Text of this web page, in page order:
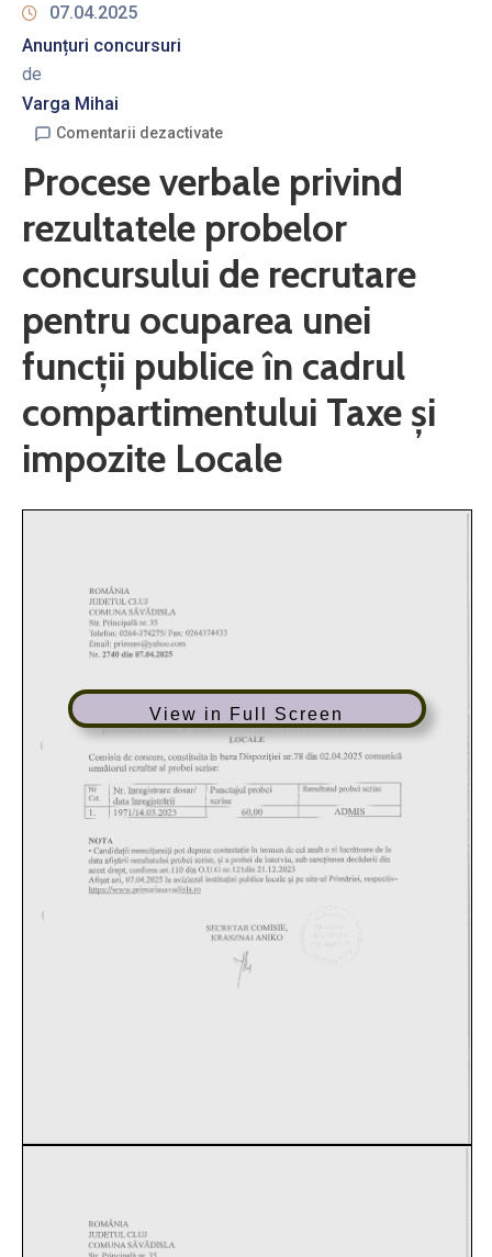
07.04.2025
Anunțuri concursuri
de
Varga Mihai
Comentarii dezactivate
Procese verbale privind
rezultatele probelor
concursului de recrutare
pentru ocuparea unei
funcții publice în cadrul
compartimentului Taxe și
impozite Locale
View in Full Screen